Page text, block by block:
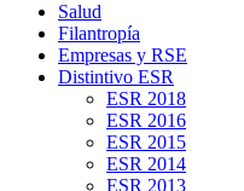
Salud
Filantropía
Empresas y RSE
Distintivo ESR
ESR 2018
ESR 2016
ESR 2015
ESR 2014
ESR 2013